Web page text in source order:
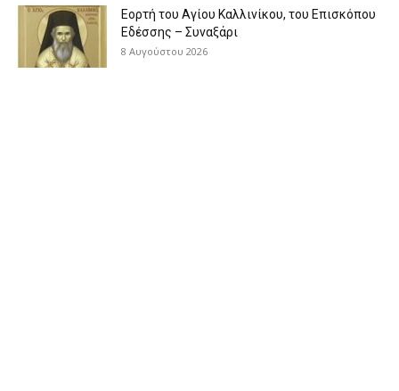
Εορτή του Αγίου Καλλινίκου, του Επισκόπου
Εδέσσης – Συναξάρι
8 Αυγούστου 2026